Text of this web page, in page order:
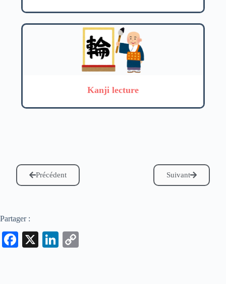
Kanji lecture
Précédent Suivant
Partager :
Fa X
Li